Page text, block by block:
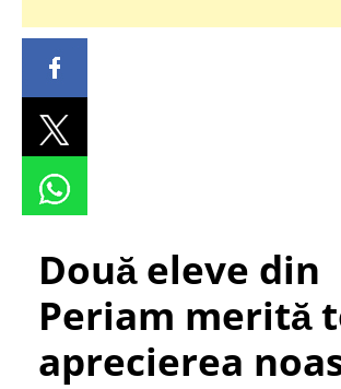
Două eleve din
Periam merită
aprecierea